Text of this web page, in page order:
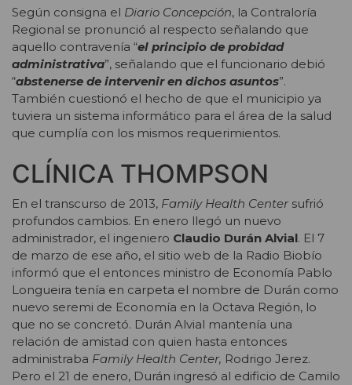
Según consigna el Diario Concepción, la Contraloría
Regional se pronunció al respecto señalando que
aquello contravenía “el principio de probidad
administrativa”, señalando que el funcionario debió
“abstenerse de intervenir en dichos asuntos”.
También cuestionó el hecho de que el municipio ya
tuviera un sistema informático para el área de la salud
que cumplía con los mismos requerimientos.
CLÍNICA THOMPSON
En el transcurso de 2013, Family Health Center sufrió
profundos cambios. En enero llegó un nuevo
administrador, el ingeniero Claudio Durán Alvial. El 7
de marzo de ese año, el sitio web de la Radio Biobío
informó que el entonces ministro de Economía Pablo
Longueira tenía en carpeta el nombre de Durán como
nuevo seremi de Economía en la Octava Región, lo
que no se concretó. Durán Alvial mantenía una
relación de amistad con quien hasta entonces
administraba Family Health Center, Rodrigo Jerez.
Pero el 21 de enero, Durán ingresó al edificio de Camilo